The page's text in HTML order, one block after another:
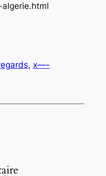
, x—-